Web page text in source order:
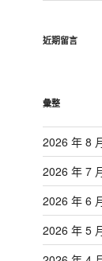
近期留言
彙整
2026 年 8
2026 年 7
2026 年 6
2026 年 5